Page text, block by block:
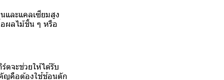
และแคลเซียมสูง
ผลไม้ชิ้น ๆ หรือ
ตจะช่วยให้ได้รับ
ญคือต้องใช้ช้อนตัก